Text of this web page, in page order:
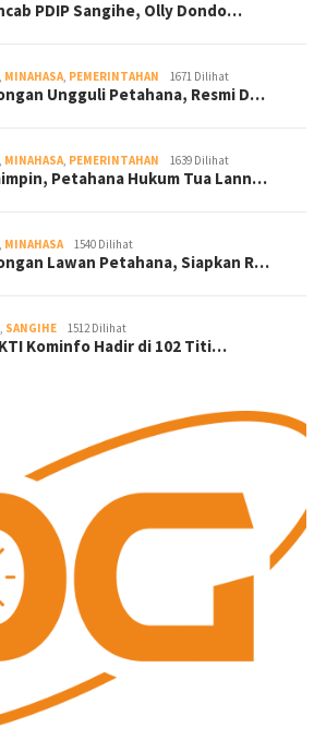
PDIP Sangihe, Olly Dondo…
, MINAHASA, PEMERINTAHAN 1671 Dilihat
Ungguli Petahana, Resmi D…
, MINAHASA, PEMERINTAHAN 1639 Dilihat
Petahana Hukum Tua Lann…
, MINAHASA 1540 Dilihat
Lawan Petahana, Siapkan R…
, SANGIHE 1512 Dilihat
Kominfo Hadir di 102 Titi…